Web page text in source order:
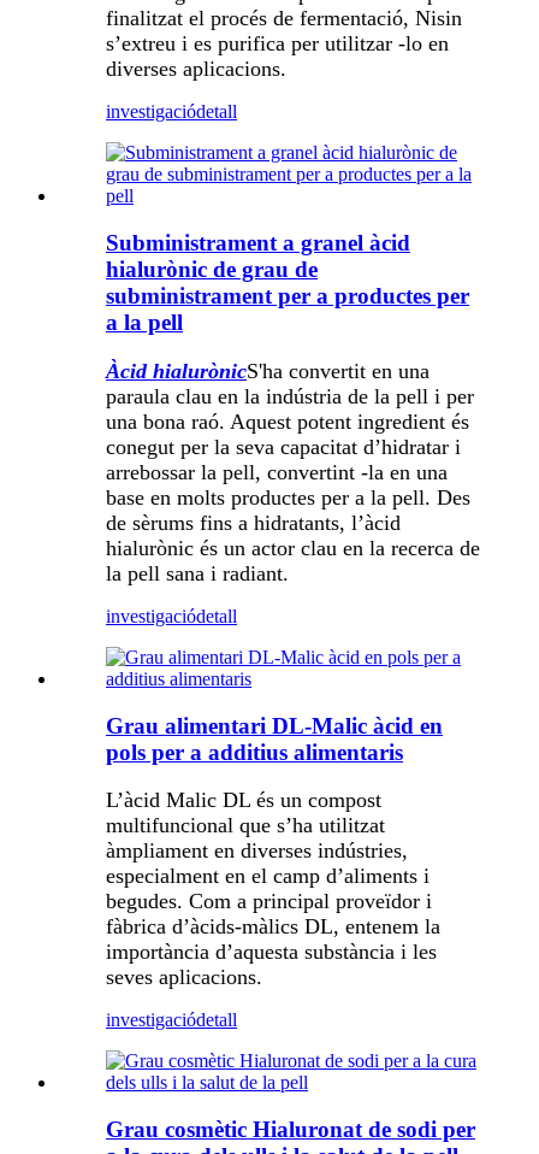
finalitzat el procés de fermentació, Nisin
s’extreu i es purifica per utilitzar -lo en
diverses aplicacions.
investigaciódetall
Subministrament a granel àcid
hialurònic de grau de
subministrament per a productes per
a la pell
Àcid hialurònicS'ha convertit en una
paraula clau en la indústria de la pell i per
una bona raó. Aquest potent ingredient és
conegut per la seva capacitat d’hidratar i
arrebossar la pell, convertint -la en una
base en molts productes per a la pell. Des
de sèrums fins a hidratants, l’àcid
hialurònic és un actor clau en la recerca de
la pell sana i radiant.
investigaciódetall
Grau alimentari DL-Malic àcid en
pols per a additius alimentaris
L’àcid Malic DL és un compost
multifuncional que s’ha utilitzat
àmpliament en diverses indústries,
especialment en el camp d’aliments i
begudes. Com a principal proveïdor i
fàbrica d’àcids-màlics DL, entenem la
importància d’aquesta substància i les
seves aplicacions.
investigaciódetall
Grau cosmètic Hialuronat de sodi per